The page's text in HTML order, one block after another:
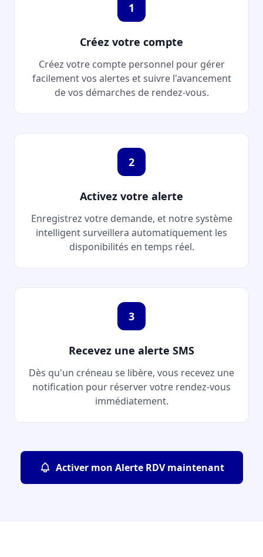
1
Créez votre compte
Créez votre compte personnel pour gérer
facilement vos alertes et suivre l'avancement
de vos démarches de rendez-vous.
2
Activez votre alerte
Enregistrez votre demande, et notre système
intelligent surveillera automatiquement les
disponibilités en temps réel.
3
Recevez une alerte SMS
Dès qu'un créneau se libère, vous recevez une
notification pour réserver votre rendez-vous
immédiatement.
Activer mon Alerte RDV maintenant